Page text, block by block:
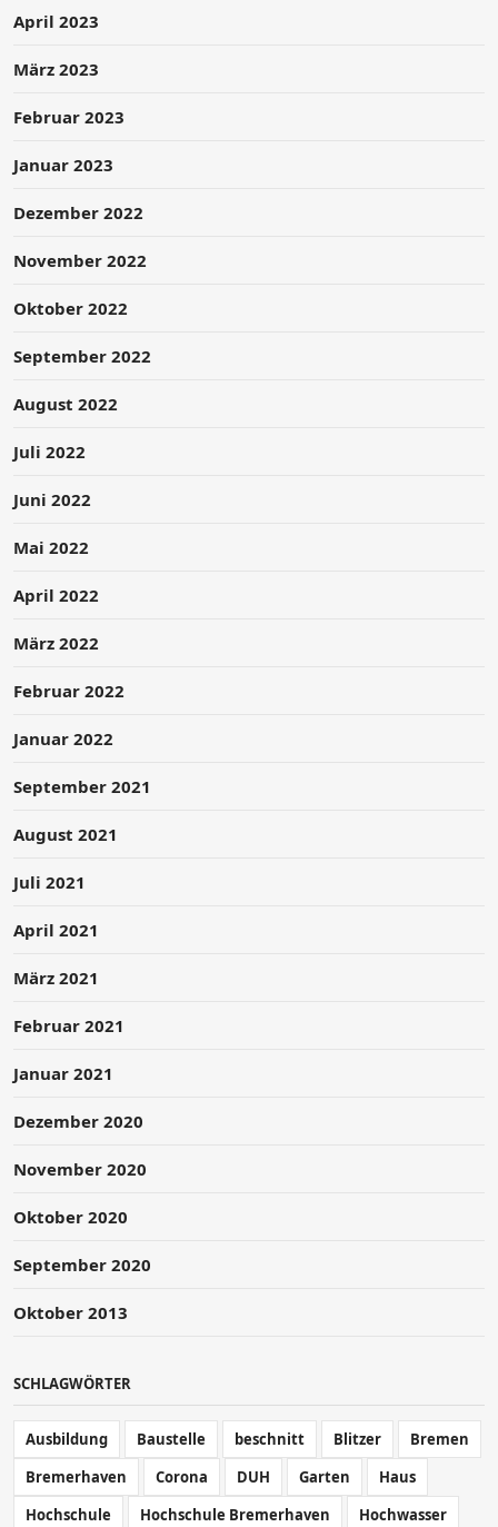
April 2023
März 2023
Februar 2023
Januar 2023
Dezember 2022
November 2022
Oktober 2022
September 2022
August 2022
Juli 2022
Juni 2022
Mai 2022
April 2022
März 2022
Februar 2022
Januar 2022
September 2021
August 2021
Juli 2021
April 2021
März 2021
Februar 2021
Januar 2021
Dezember 2020
November 2020
Oktober 2020
September 2020
Oktober 2013
SCHLAGWÖRTER
Ausbildung Baustelle beschnitt Blitzer
Bremen
Bremerhaven
Corona DUH Garten
Haus
Hochschule
Hochschule Bremerhaven
Hochwasser